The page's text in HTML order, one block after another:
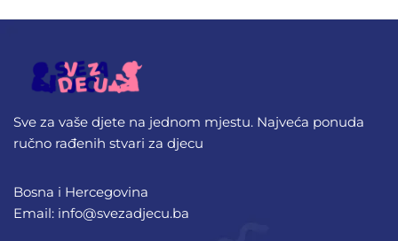
Sve za vaše djete na jednom mjestu. Najveća ponuda
ručno rađenih stvari za djecu
Bosna i Hercegovina
Email: info@svezadjecu.ba